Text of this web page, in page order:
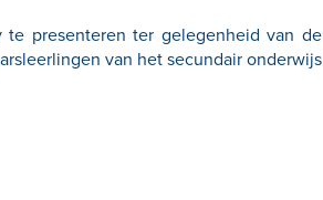
presenteren ter gelegenheid van de
van het secundair onderwijs